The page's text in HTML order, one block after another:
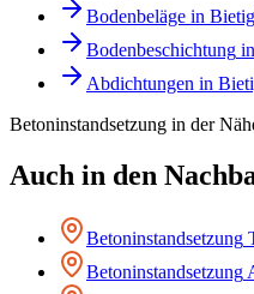
Bodenbeläge in
Bodenbeschichtung in
Abdichtungen in
Betoninstandsetzung in der
Auch in den
Betoninstandsetzung
Betoninstandsetzung